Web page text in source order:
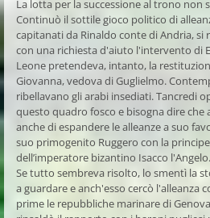
La lotta per la successione al trono non
Continuò il sottile gioco politico di
capitanati da Rinaldo conte di Andria, si
con una richiesta d'aiuto l'intervento di
Leone pretendeva, intanto, la
Giovanna, vedova di Guglielmo.
ribellavano gli arabi insediati. Tancredi
questo quadro fosco e bisogna dire che
anche di espandere le alleanze a suo
suo primogenito Ruggero con la
dell’imperatore bizantino Isacco l'Angelo.
Se tutto sembreva risolto, lo smentì la
a guardare e anch'esso cercò l'alleanza
prime le repubbliche marinare di